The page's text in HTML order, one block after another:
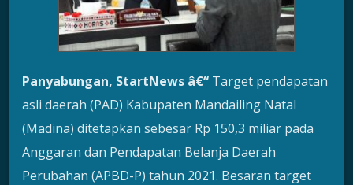
Panyabungan, StartNews â€“ Target pendapatan
asli daerah (PAD) Kabupaten Mandailing Natal
(Madina) ditetapkan sebesar Rp 150,3 miliar pada
Anggaran dan Pendapatan Belanja Daerah
Perubahan (APBD-P) tahun 2021. Besaran target